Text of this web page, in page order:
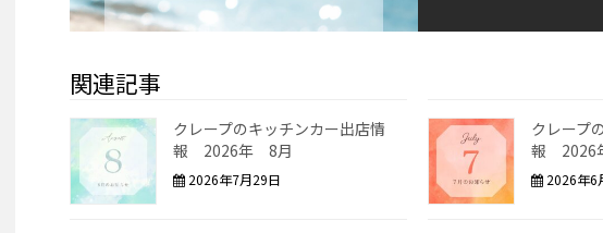
関連記事
クレープのキッチンカー出店情
報 2026年 8月
2026年7月29日
クレープ
報 2026
2026年6